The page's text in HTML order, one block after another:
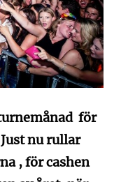
för
nu rullar
, för cashen